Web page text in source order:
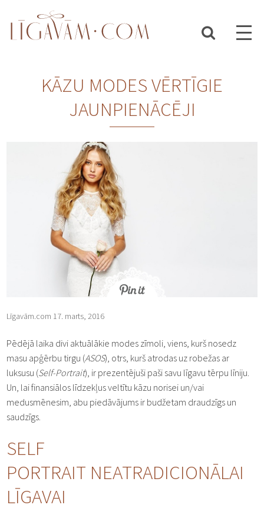
KĀZU MODES VĒRTĪGIE
JAUNPIENĀCĒJI
Līgavām.com 17. marts, 2016
Pēdējā laika divi aktuālākie modes zīmoli, viens, kurš nosedz
masu apģērbu tirgu (ASOS), otrs, kurš atrodas uz robežas ar
luksusu (Self-Portrait), ir prezentējuši paši savu līgavu tērpu līniju.
Un, lai finansiālos līdzekļus veltītu kāzu norisei un/vai
medusmēnesim, abu piedāvājums ir budžetam draudzīgs un
saudzīgs.
SELF
PORTRAIT NEATRADICIONĀLAI
LĪGAVAI